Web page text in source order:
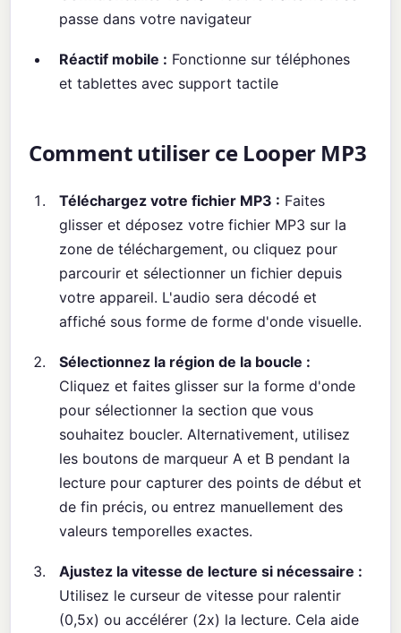
passe dans votre navigateur
Réactif mobile : Fonctionne sur téléphones
et tablettes avec support tactile
Comment utiliser ce Looper MP3
Téléchargez votre fichier MP3 : Faites
glisser et déposez votre fichier MP3 sur la
zone de téléchargement, ou cliquez pour
parcourir et sélectionner un fichier depuis
votre appareil. L'audio sera décodé et
affiché sous forme de forme d'onde visuelle.
Sélectionnez la région de la boucle :
Cliquez et faites glisser sur la forme d'onde
pour sélectionner la section que vous
souhaitez boucler. Alternativement, utilisez
les boutons de marqueur A et B pendant la
lecture pour capturer des points de début et
de fin précis, ou entrez manuellement des
valeurs temporelles exactes.
Ajustez la vitesse de lecture si nécessaire :
Utilisez le curseur de vitesse pour ralentir
(0,5x) ou accélérer (2x) la lecture. Cela aide